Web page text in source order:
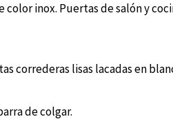
inox. Puertas de salón y
correderas lisas lacadas en
de colgar.